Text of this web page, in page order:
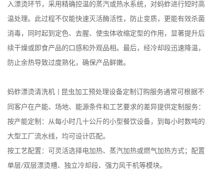
入漂烫环节，采用精确控温的蒸汽或热水系统，对蚂蚱进行短时高
温处理。此过程不仅能快速灭活酶活性，防止变质，更能有效杀菌
消毒，同时起到定色、去腥、使虫体收缩定型的作用，显著提升后
续干燥或即食产品的口感和外观品相。最后，经冷却段迅速降温，
防止余热导致过度熟化，确保产品鲜嫩。
蚂蚱漂烫清洗机 昆虫加工预处理设备定制订购服务通常可根据不
同客户在产能、场地、能源条件和工艺要求的差异提供定制服务：
按产能定制：从每小时几十公斤的小型餐饮设备，到每小时数吨的
大型工厂流水线，均可设计匹配。
按工艺配置：可灵活选择电加热、蒸汽加热或燃气加热方式；配置
单层/双层漂烫槽、独立冷却段、强力风干机等模块。